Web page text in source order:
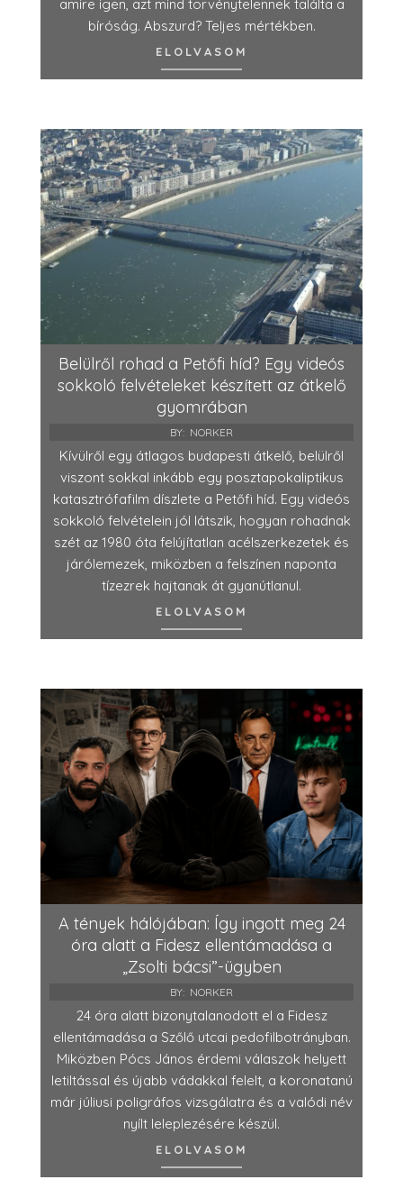
amire igen, azt mind törvénytelennek találta a
bíróság. Abszurd? Teljes mértékben.
ELOLVASOM
Belülről rohad a Petőfi híd? Egy videós
sokkoló felvételeket készített az átkelő
gyomrában
BY: NORKER
Kívülről egy átlagos budapesti átkelő, belülről
viszont sokkal inkább egy posztapokaliptikus
katasztrófafilm díszlete a Petőfi híd. Egy videós
sokkoló felvételein jól látszik, hogyan rohadnak
szét az 1980 óta felújítatlan acélszerkezetek és
járólemezek, miközben a felszínen naponta
tízezrek hajtanak át gyanútlanul.
ELOLVASOM
A tények hálójában: Így ingott meg 24
óra alatt a Fidesz ellentámadása a
„Zsolti bácsi”-ügyben
BY: NORKER
24 óra alatt bizonytalanodott el a Fidesz
ellentámadása a Szőlő utcai pedofilbotrányban.
Miközben Pócs János érdemi válaszok helyett
letiltással és újabb vádakkal felelt, a koronatanú
már júliusi poligráfos vizsgálatra és a valódi név
nyílt leleplezésére készül.
ELOLVASOM